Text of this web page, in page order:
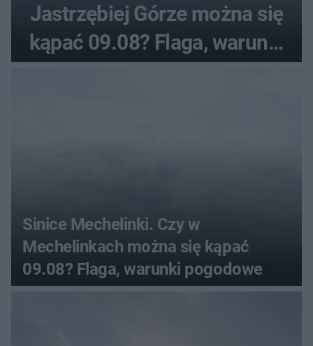
Jastrzębiej Górze można się
kąpać 09.08? Flaga, warunki
Sinice Mechelinki. Czy w
Mechelinkach można się kąpać
09.08? Flaga, warunki pogodowe